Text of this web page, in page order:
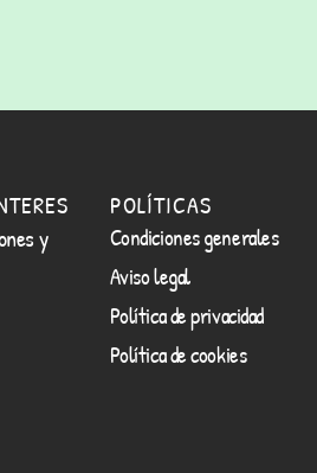
y
POLÍTICAS
Condiciones generales
Aviso legal
Política de privacidad
Política de cookies